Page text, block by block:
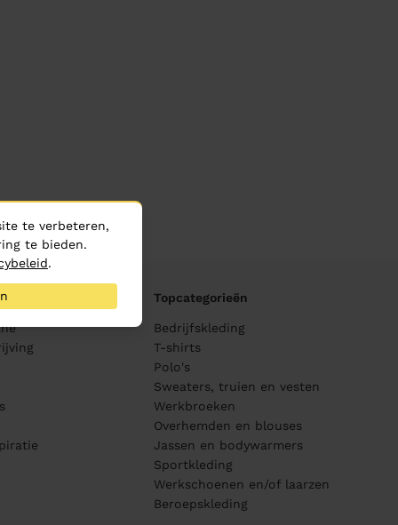
Topcategorieën
Bedrijfskleding
T-shirts
Polo's
Sweaters, truien en vesten
Werkbroeken
Overhemden en blouses
Jassen en bodywarmers
Sportkleding
Werkschoenen en/of laarzen
Beroepskleding
te verbeteren,
te bieden.
.